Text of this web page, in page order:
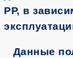
РР, в
Данные